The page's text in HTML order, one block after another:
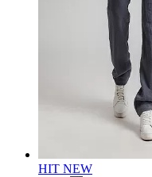
HIT NEW